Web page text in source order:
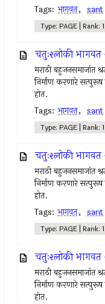
Tags: भागवत, sant
Type: PAGE | Rank:
चतुःश्लोकी भागवत
मराठी बहुजनसमाजांत
निर्माण करणारे
होत.
Tags: भागवत, sant
Type: PAGE | Rank:
चतुःश्लोकी भागवत
मराठी बहुजनसमाजांत
निर्माण करणारे
होत.
Tags: भागवत, sant
Type: PAGE | Rank:
चतुःश्लोकी भागवत
मराठी बहुजनसमाजांत
निर्माण करणारे
होत.